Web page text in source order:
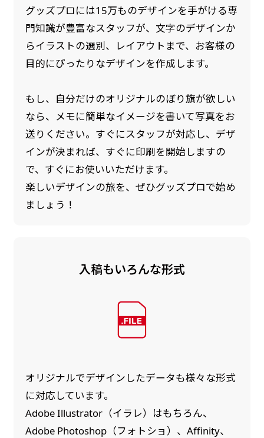
グッズプロには15万ものデザインを手がける専
門知識が豊富なスタッフが、文字のデザインか
らイラストの選別、レイアウトまで、お客様の
目的にぴったりなデザインを作成します。
もし、自分だけのオリジナルのぼり旗が欲しい
なら、メモに簡単なイメージを書いて写真をお
送りください。すぐにスタッフが対応し、デザ
インが決まれば、すぐに印刷を開始しますの
で、すぐにお使いいただけます。
楽しいデザインの旅を、ぜひグッズプロで始め
ましょう！
入稿もいろんな形式
オリジナルでデザインしたデータも様々な形式
に対応しています。
Adobe Illustrator（イラレ）はもちろん、
Adobe Photoshop（フォトショ）、Affinity、